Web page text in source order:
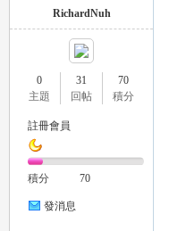
RichardNuh
0
主題
31
回帖
70
積分
註冊會員
積分 70
發消息